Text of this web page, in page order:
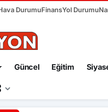
DurumuFinansYol Durumu
Güncel Eğitim